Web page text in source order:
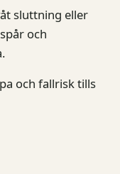
sluttning eller
och
och fallrisk tills